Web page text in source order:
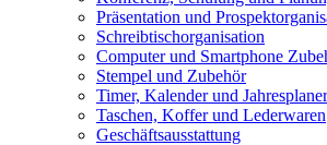
Präsentation und
Schreibtischorganisation
Computer und Smartphone
Stempel und Zubehör
Timer, Kalender und Jahresplaner
Taschen, Koffer und Lederwaren
Geschäftsausstattung